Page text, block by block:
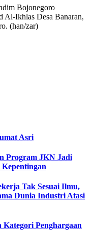
Bojonegoro
Al-Ikhlas Desa Banaran,
(han/zar)
Asri
Program JKN Jadi
Tak Sesuai Ilmu,
Dunia Industri Atasi
Penghargaan